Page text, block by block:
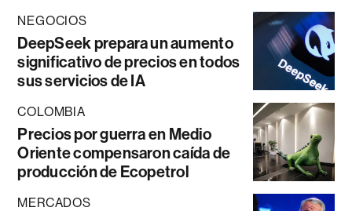
NEGOCIOS
DeepSeek prepara un aumento
significativo de precios en todos
sus servicios de IA
COLOMBIA
Precios por guerra en Medio
Oriente compensaron caída de
producción de Ecopetrol
MERCADOS